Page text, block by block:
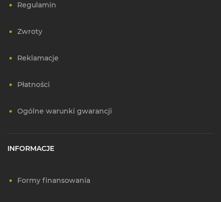
Regulamin
Zwroty
Reklamacje
Płatności
Ogólne warunki gwarancji
INFORMACJE
Formy finansowania